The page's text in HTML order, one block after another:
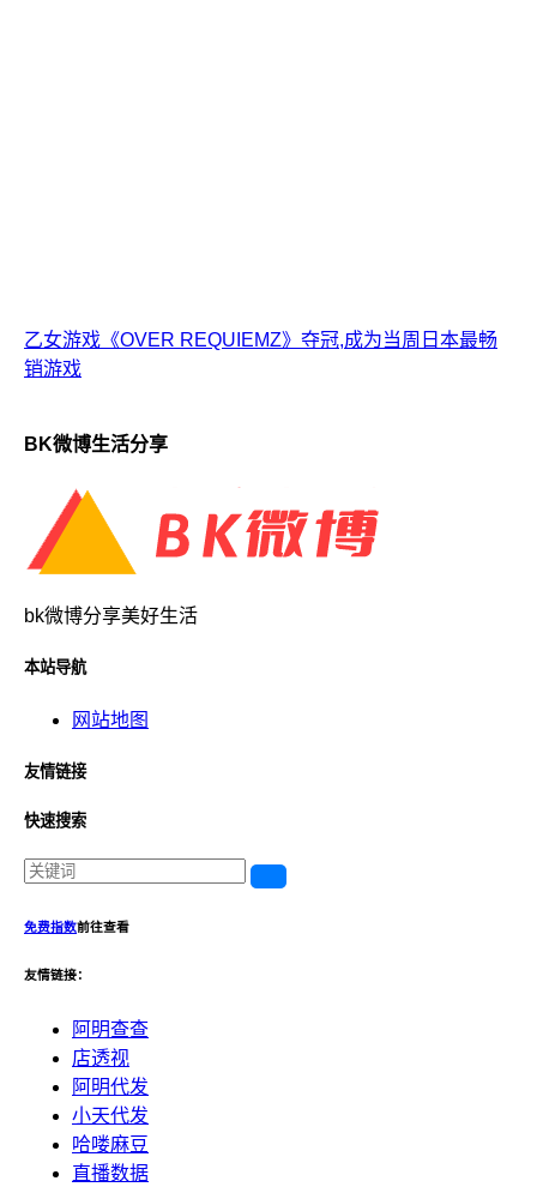
乙女游戏《OVER REQUIEMZ》夺冠,成为当周日本最畅
销游戏
BK微博生活分享
bk微博分享美好生活
本站导航
网站地图
友情链接
快速搜索
免费指数前往查看
友情链接：
阿明查查
店透视
阿明代发
小天代发
哈喽麻豆
直播数据